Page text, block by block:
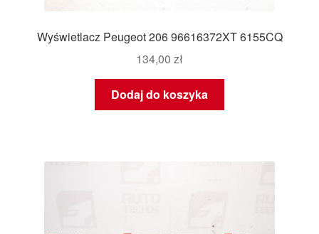
Wyświetlacz Peugeot 206 96616372XT 6155CQ
134,00 zł
Dodaj do koszyka